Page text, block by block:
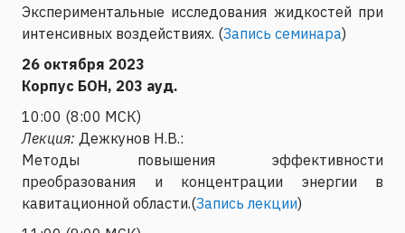
Экспериментальные исследования жидкостей при
интенсивных воздействиях. (Запись семинара)
26 октября 2023
Корпус БОН, 203 ауд.
10:00 (8:00 МСК)
Лекция: Дежкунов Н.В.:
Методы повышения эффективности
преобразования и концентрации энергии в
кавитационной области.(Запись лекции)